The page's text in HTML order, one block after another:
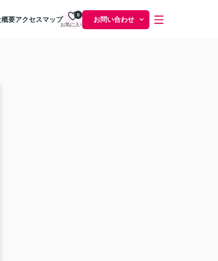
概要アクセスマップ
お気に入り
0
お問い合わせ